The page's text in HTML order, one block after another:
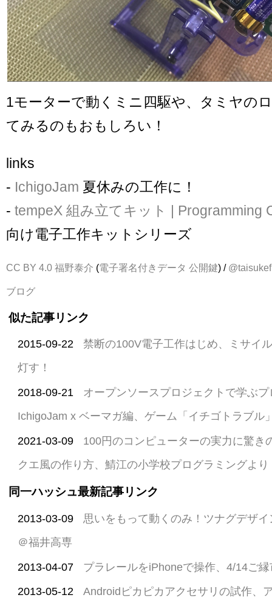
1モーターで動くミニ四駆や、タミヤの
てみるのもおもしろい！
links
- IchigoJam 夏休みの工作に！
- tempeX 組み立てキット | Programming
向け電子工作キットシリーズ
CC BY 4.0 福野泰介 (電子署名付きデータ 公開鍵) / @taisukef
ブログ
似た記事リンク
2015-09-22
禁断の100V電子工作はじめ、ミサイ
灯す！
2018-09-21
オープンソースプロジェクトで学ぶ
IchigoJam x ベーマガ編、ゲーム「イチゴトラブル
2021-03-09
100円のコンピューターの実力に驚き
クエ風の作り方、鯖江の小学校プログラミングより
同一ハッシュ最新記事リンク
2013-03-09
思いをもって動くのみ！ツナグデザ
＠福井高専
2013-04-07 プラレールをiPhoneで操作、4/14ご
2013-05-12 Androidピカピカアクセサリの試作、